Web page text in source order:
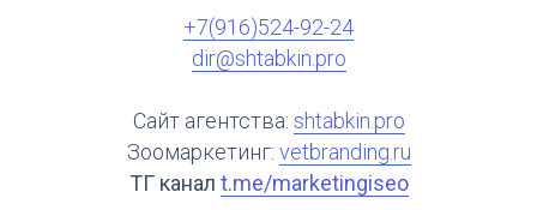
+7(916)524-92-24
dir@shtabkin.pro
Сайт агентства: shtabkin.pro
Зоомаркетинг: vetbranding.ru
ТГ канал t.me/marketingiseo